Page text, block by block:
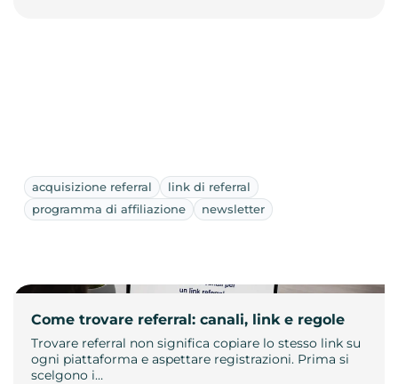
acquisizione referral
link di referral
programma di affiliazione
newsletter
Come trovare referral: canali, link e regole
Trovare referral non significa copiare lo stesso link su
ogni piattaforma e aspettare registrazioni. Prima si
scelgono i…